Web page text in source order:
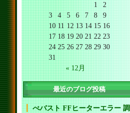
1
2
3
4 5 6 7 8
9
10 11 12 13 14 15 16
17 18 19 20 21 22 23
24 25 26 27 28 29 30
31
« 12月
最近のブログ投稿
べバスト FFヒーターエラー 調